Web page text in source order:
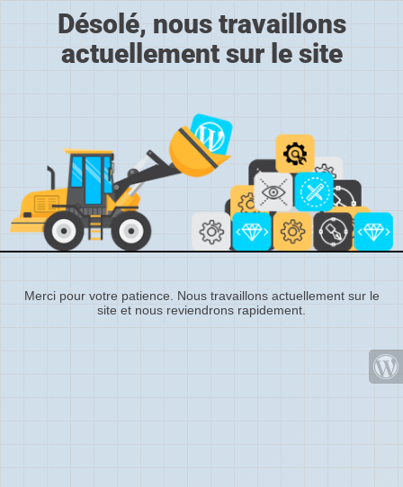
Désolé, nous travaillons
actuellement sur le site
Merci pour votre patience. Nous travaillons actuellement sur le
site et nous reviendrons rapidement.